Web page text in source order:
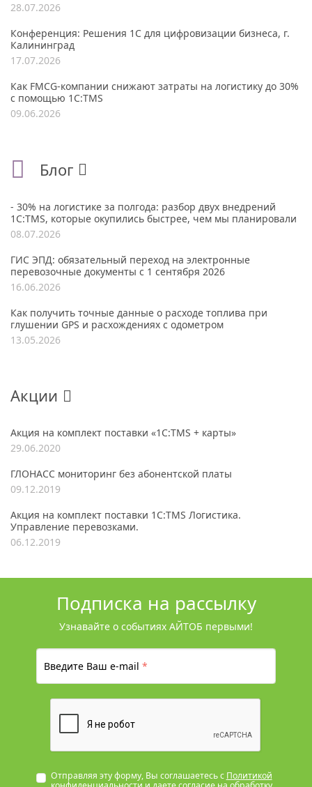
28.07.2026
Конференция: Решения 1С для цифровизации бизнеса, г.
Калининград
17.07.2026
Как FMCG-компании снижают затраты на логистику до 30%
с помощью 1С:TMS
09.06.2026
Блог
- 30% на логистике за полгода: разбор двух внедрений
1С:TMS, которые окупились быстрее, чем мы планировали
08.07.2026
ГИС ЭПД: обязательный переход на электронные
перевозочные документы с 1 сентября 2026
16.06.2026
Как получить точные данные о расходе топлива при
глушении GPS и расхождениях с одометром
13.05.2026
Акции
Акция на комплект поставки «1С:TMS + карты»
29.06.2020
ГЛОНАСС мониторинг без абонентской платы
09.12.2019
Акция на комплект поставки 1С:TMS Логистика.
Управление перевозками.
06.12.2019
Подписка на рассылку
Узнавайте о событиях АЙТОБ первыми!
Введите Ваш e-mail*
Отправляя эту форму, Вы соглашаетесь с Политикой